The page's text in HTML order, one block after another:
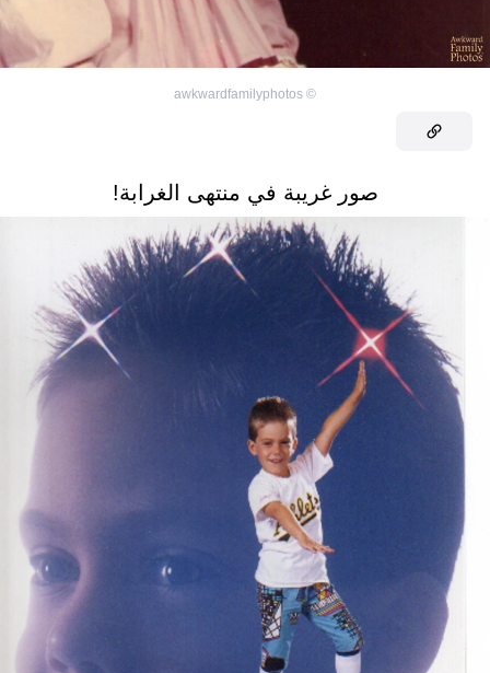
©
awkwardfamilyphotos
صور غريبة في منتهى الغرابة!